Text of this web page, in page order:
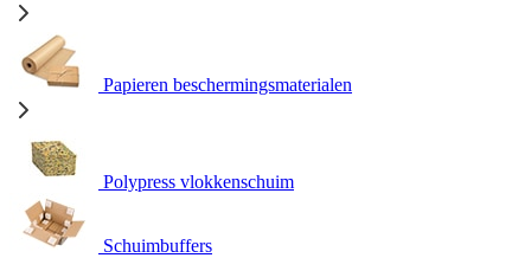
Papieren beschermingsmaterialen
Polypress vlokkenschuim
Schuimbuffers